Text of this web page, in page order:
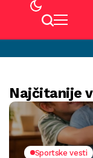
Najčitanije
Sportske vesti